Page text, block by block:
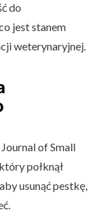
do
jest stanem
weterynaryjnej.
of Small
połknął
usunąć pestkę,